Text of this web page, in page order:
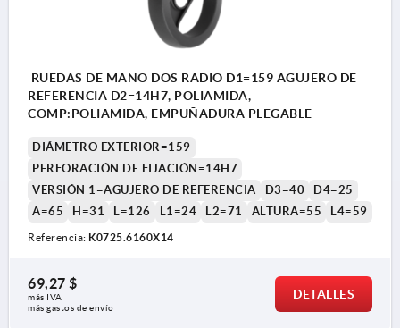
RUEDAS DE MANO DOS RADIO D1=159 AGUJERO DE
REFERENCIA D2=14H7, POLIAMIDA,
COMP:POLIAMIDA, EMPUÑADURA PLEGABLE
DIÁMETRO EXTERIOR=159
PERFORACIÓN DE FIJACIÓN=14H7
VERSIÓN 1=AGUJERO DE REFERENCIA
D3=40
D4=25
A=65
H=31 L=126 L1=24 L2=71 ALTURA=55 L4=59
Referencia: K0725.6160X14
69,27 $
más IVA
más gastos de envío
DETALLES